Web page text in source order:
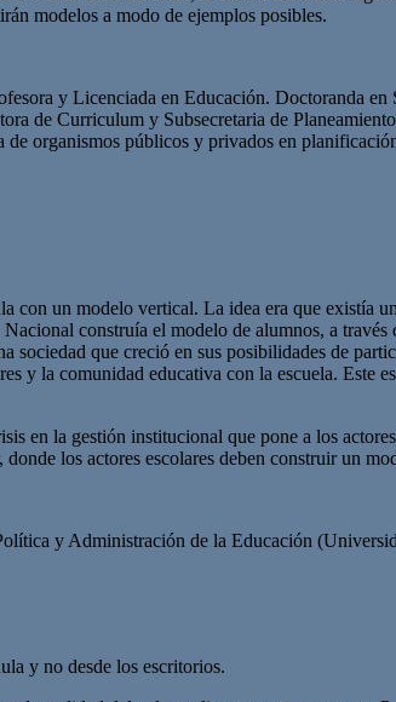
modelos a modo de ejemplos posibles.
y Licenciada en Educación. Doctoranda
de Curriculum y Subsecretaria de
organismos públicos y privados en
con un modelo vertical. La idea era que existía
construía el modelo de alumnos, a
sociedad que creció en sus posibilidades de
y la comunidad educativa con la escuela. Este
en la gestión institucional que pone a los
los actores escolares deben construir un
y Administración de la Educación
y no desde los escritorios.